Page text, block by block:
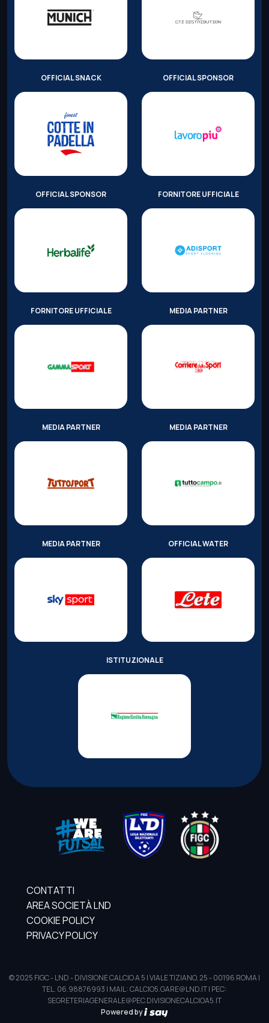
OFFICIAL SNACK OFFICIAL SPONSOR
OFFICIAL SPONSOR FORNITORE UFFICIALE
FORNITORE UFFICIALE MEDIA PARTNER
MEDIA PARTNER MEDIA PARTNER
MEDIA PARTNER OFFICIAL WATER
ISTITUZIONALE
CONTATTI
AREA SOCIETÀ LND
COOKIE POLICY
PRIVACY POLICY
© 2025 FIGC - LND - DIVISIONE CALCIO A 5 | VIALE TIZIANO, 25 - 00196 ROMA |
TEL. 06.98876993 | MAIL: CALCIO5.GARE@LND.IT | PEC:
SEGRETERIAGENERALE@PEC.DIVISIONECALCIOA5.IT
Powered by